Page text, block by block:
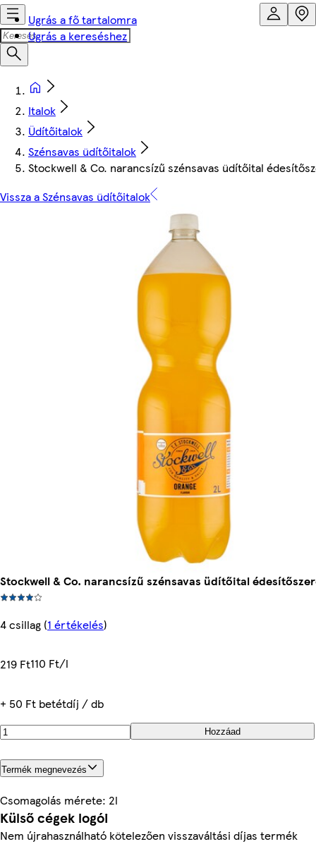
Ugrás a fő tartalomra
Ugrás a kereséshez
Italok
Üdítőitalok
Szénsavas üdítőitalok
Stockwell & Co. narancsízű szénsavas üdítőital
Vissza a Szénsavas üdítőitalok
Stockwell & Co. narancsízű szénsavas üdítőital
4 csillag (1 értékelés)
219 Ft110 Ft/l
+ 50 Ft betétdíj / db
Hozzáad
Termék megnevezés
Csomagolás mérete: 2l
Külső cégek logói
Nem újrahasználható kötelezően visszaváltási díjas termék